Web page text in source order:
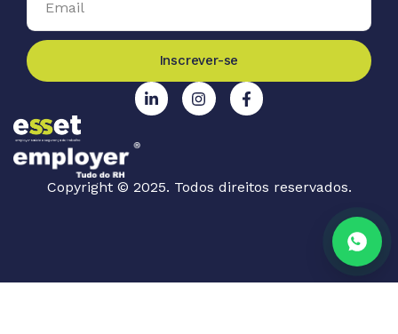
Inscrever-se
Copyright © 2025. Todos direitos reservados.